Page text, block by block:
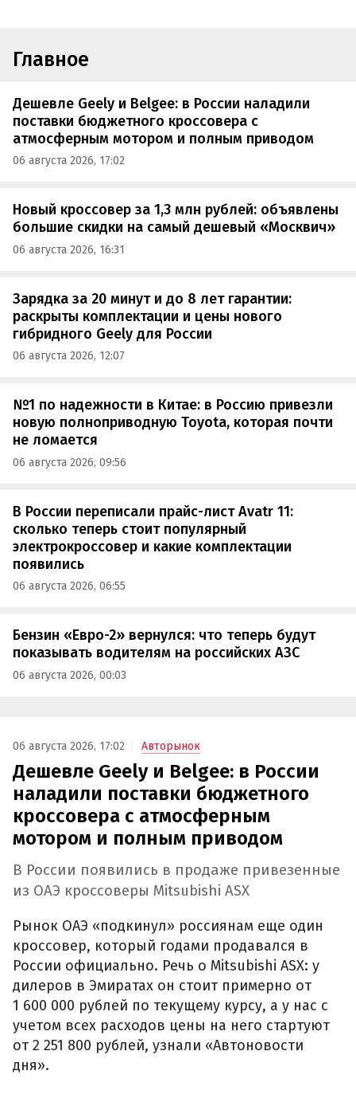
Главное
Дешевле Geely и Belgee: в России наладили
поставки бюджетного кроссовера с
атмосферным мотором и полным приводом
06 августа 2026, 17:02
Новый кроссовер за 1,3 млн рублей: объявлены
большие скидки на самый дешевый «Москвич»
06 августа 2026, 16:31
Зарядка за 20 минут и до 8 лет гарантии:
раскрыты комплектации и цены нового
гибридного Geely для России
06 августа 2026, 12:07
№1 по надежности в Китае: в Россию привезли
новую полноприводную Toyota, которая почти
не ломается
06 августа 2026, 09:56
В России переписали прайс-лист Avatr 11:
сколько теперь стоит популярный
электрокроссовер и какие комплектации
появились
06 августа 2026, 06:55
Бензин «Евро-2» вернулся: что теперь будут
показывать водителям на российских АЗС
06 августа 2026, 00:03
06 августа 2026, 17:02 Авторынок
Дешевле Geely и Belgee: в России
наладили поставки бюджетного
кроссовера с атмосферным
мотором и полным приводом
В России появились в продаже привезенные
из ОАЭ кроссоверы Mitsubishi ASX
Рынок ОАЭ «подкинул» россиянам еще один
кроссовер, который годами продавался в
России официально. Речь о Mitsubishi ASX: у
дилеров в Эмиратах он стоит примерно от
1 600 000 рублей по текущему курсу, а у нас с
учетом всех расходов цены на него стартуют
от 2 251 800 рублей, узнали «Автоновости
дня».